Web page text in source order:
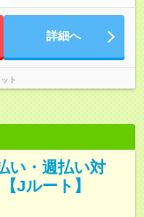
詳細へ
ト
い・週払い対
Jルート】